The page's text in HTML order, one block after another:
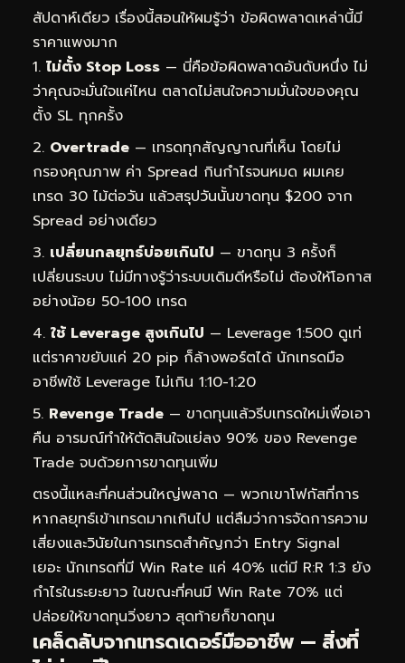
สัปดาห์เดียว เรื่องนี้สอนให้ผมรู้ว่า ข้อผิดพลาดเหล่านี้มี
ราคาแพงมาก
ไม่ตั้ง Stop Loss — นี่คือข้อผิดพลาดอันดับหนึ่ง ไม่
ว่าคุณจะมั่นใจแค่ไหน ตลาดไม่สนใจความมั่นใจของคุณ
ตั้ง SL ทุกครั้ง
Overtrade — เทรดทุกสัญญาณที่เห็น โดยไม่
กรองคุณภาพ ค่า Spread กินกำไรจนหมด ผมเคย
เทรด 30 ไม้ต่อวัน แล้วสรุปวันนั้นขาดทุน $200 จาก
Spread อย่างเดียว
เปลี่ยนกลยุทธ์บ่อยเกินไป — ขาดทุน 3 ครั้งก็
เปลี่ยนระบบ ไม่มีทางรู้ว่าระบบเดิมดีหรือไม่ ต้องให้โอกาส
อย่างน้อย 50-100 เทรด
ใช้ Leverage สูงเกินไป — Leverage 1:500 ดูเท่
แต่ราคาขยับแค่ 20 pip ก็ล้างพอร์ตได้ นักเทรดมือ
อาชีพใช้ Leverage ไม่เกิน 1:10-1:20
Revenge Trade — ขาดทุนแล้วรีบเทรดใหม่เพื่อเอา
คืน อารมณ์ทำให้ตัดสินใจแย่ลง 90% ของ Revenge
Trade จบด้วยการขาดทุนเพิ่ม
ตรงนี้แหละที่คนส่วนใหญ่พลาด — พวกเขาโฟกัสที่การ
หากลยุทธ์เข้าเทรดมากเกินไป แต่ลืมว่าการจัดการความ
เสี่ยงและวินัยในการเทรดสำคัญกว่า Entry Signal
เยอะ นักเทรดที่มี Win Rate แค่ 40% แต่มี R:R 1:3 ยัง
กำไรในระยะยาว ในขณะที่คนมี Win Rate 70% แต่
ปล่อยให้ขาดทุนวิ่งยาว สุดท้ายก็ขาดทุน
เคล็ดลับจากเทรดเดอร์มืออาชีพ — สิ่งที่